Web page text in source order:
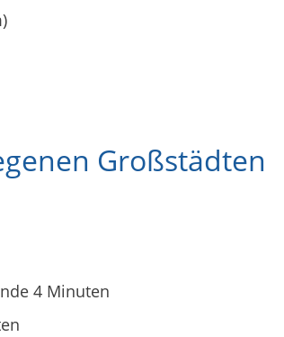
Großstädten
4 Minuten